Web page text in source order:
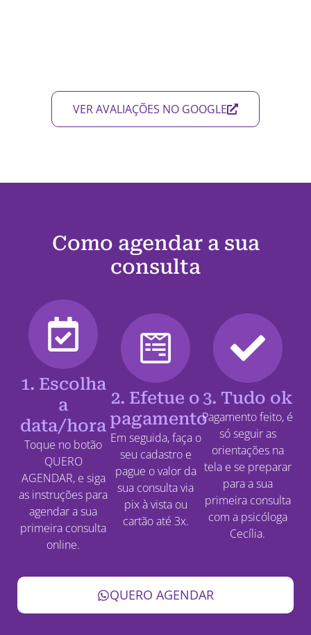
VER AVALIAÇÕES NO GOOGLE
Como agendar a sua
consulta
1. Escolha
a
data/hora
Toque no botão
QUERO
AGENDAR, e siga
as instruções para
agendar a sua
primeira consulta
online.
2. Efetue o
pagamento
Em seguida, faça o
seu cadastro e
pague o valor da
sua consulta via
pix à vista ou
cartão até 3x.
3. Tudo ok
Pagamento feito, é
só seguir as
orientações na
tela e se preparar
para a sua
primeira consulta
com a psicóloga
Cecília.
QUERO AGENDAR